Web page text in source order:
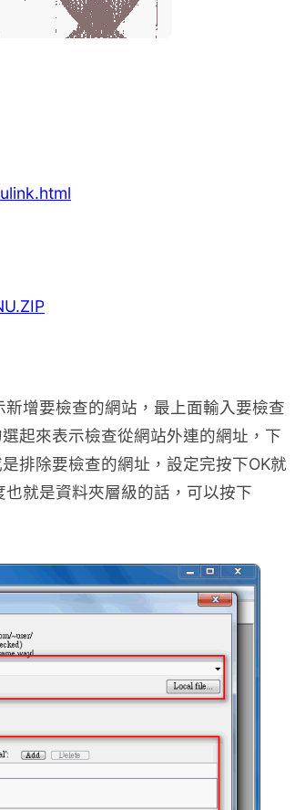
增要檢查的網站，最上面輸入要檢查
選起來表示檢查從網站外連的網址，下
排除要檢查的網址，設定完按下OK就
就是資料夾層級的話，可以按下